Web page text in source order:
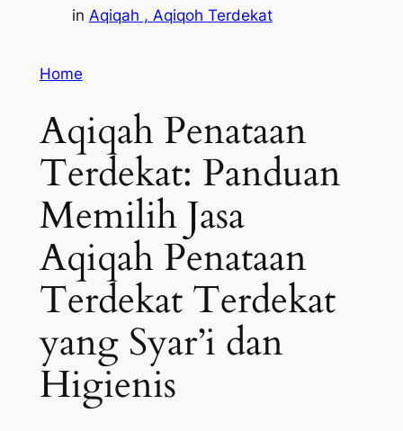
in Aqiqah , Aqiqoh Terdekat
Home
Aqiqah Penataan
Terdekat: Panduan
Memilih Jasa
Aqiqah Penataan
Terdekat Terdekat
yang Syar’i dan
Higienis